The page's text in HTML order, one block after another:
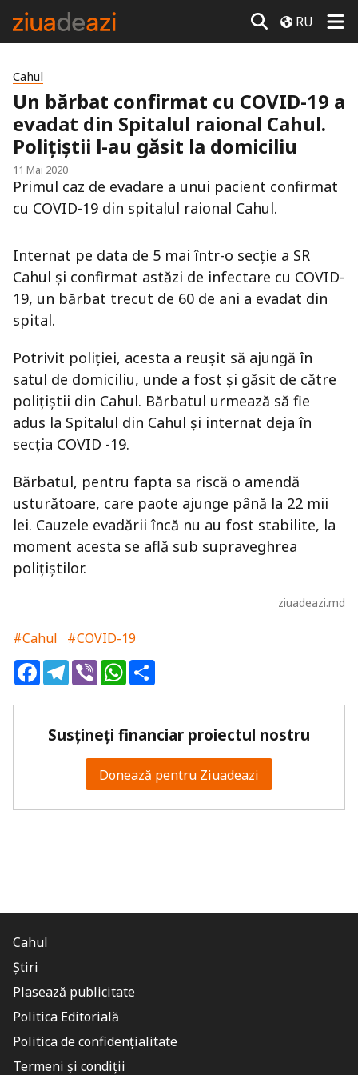
RU
Cahul
Un bărbat confirmat cu COVID-19 a
evadat din Spitalul raional Cahul.
Polițiștii l-au găsit la domiciliu
11 Mai 2020
Primul caz de evadare a unui pacient confirmat
cu COVID-19 din spitalul raional Cahul.
Internat pe data de 5 mai într-o secție a SR
Cahul și confirmat astăzi de infectare cu COVID-
19, un bărbat trecut de 60 de ani a evadat din
spital.
Potrivit poliției, acesta a reușit să ajungă în
satul de domiciliu, unde a fost și găsit de către
polițiștii din Cahul. Bărbatul urmează să fie
adus la Spitalul din Cahul și internat deja în
secția COVID -19.
Bărbatul, pentru fapta sa riscă o amendă
usturătoare, care paote ajunge până la 22 mii
lei. Cauzele evadării încă nu au fost stabilite, la
moment acesta se află sub supraveghrea
polițiștilor.
ziuadeazi.md
#Cahul
#COVID-19
FacebookTelegram
ViberWhatsApp
Susțineți financiar proiectul nostru
Donează pentru Ziuadeazi
Cahul
Știri
Plasează publicitate
Politica Editorială
Politica de confidențialitate
Termeni și condiții